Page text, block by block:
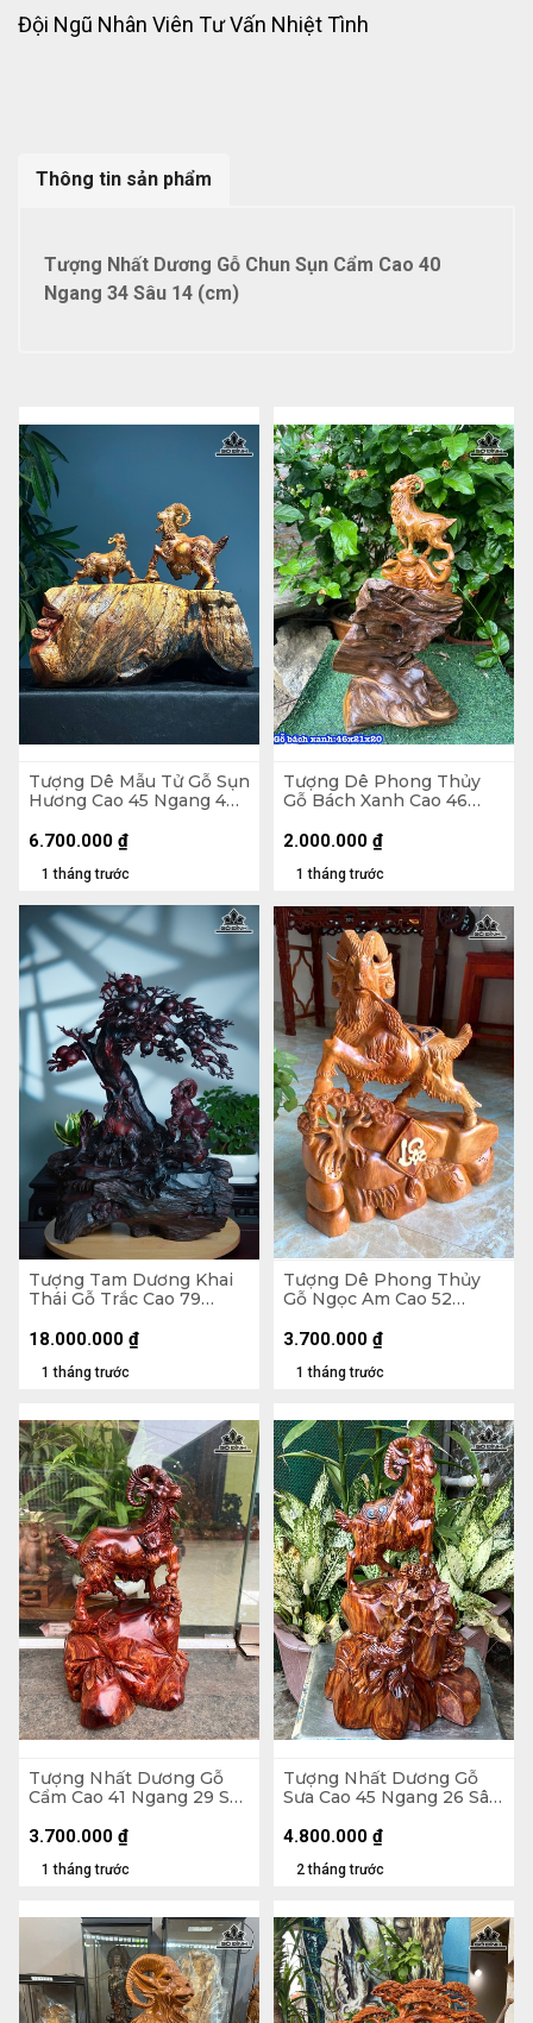
Đội Ngũ Nhân Viên Tư Vấn Nhiệt Tình
Thông tin sản phẩm
Tượng Nhất Dương Gỗ Chun Sụn Cẩm Cao 40
Ngang 34 Sâu 14 (cm)
Tượng Dê Mẫu Tử Gỗ Sụn
Hương Cao 45 Ngang 40
1 tháng trước
6.700.000 ₫
Tượng Dê Phong Thủy
Gỗ Bách Xanh Cao 46
1 tháng trước
2.000.000 ₫
Tượng Tam Dương Khai
Thái Gỗ Trắc Cao 79
1 tháng trước
18.000.000 ₫
Tượng Dê Phong Thủy
Gỗ Ngọc Am Cao 52
8kg
1 tháng trước
3.700.000 ₫
Tượng Nhất Dương Gỗ
Cẩm Cao 41 Ngang 29 Sâu
1 tháng trước
3.700.000 ₫
Tượng Nhất Dương Gỗ
Sưa Cao 45 Ngang 26 Sâu
2 tháng trước
4.800.000 ₫